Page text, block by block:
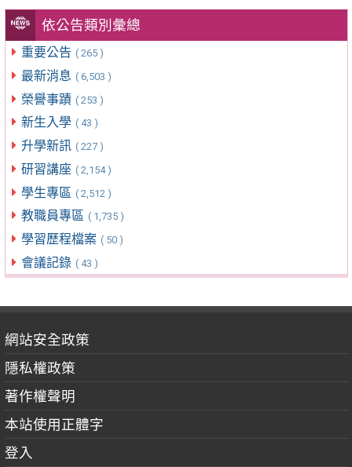
依公告類別彙總
重要公告 ( 265 )
最新消息 ( 6,503 )
榮譽事蹟 ( 253 )
新生入學 ( 43 )
升學新訊 ( 227 )
研習講座 ( 2,154 )
學生專區 ( 2,512 )
教職員專區 ( 1,735 )
學習歷程檔案 ( 50 )
會議記錄 ( 43 )
網站安全政策
隱私權政策
著作權聲明
本站使用正體字
登入